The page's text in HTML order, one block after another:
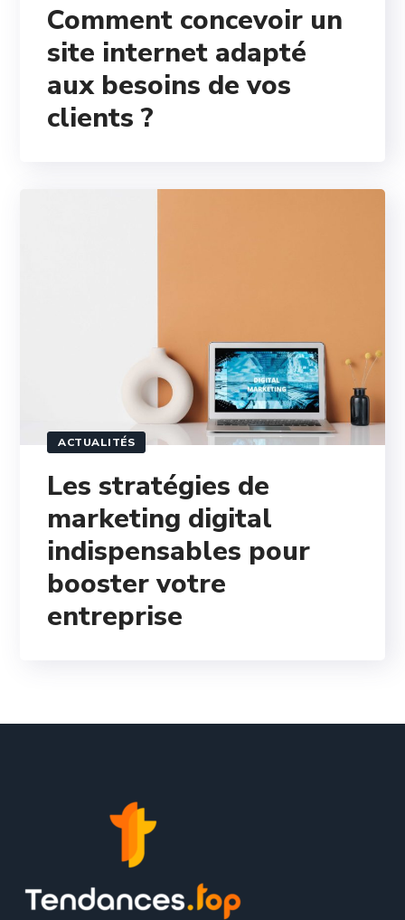
Comment concevoir un
site internet adapté
aux besoins de vos
clients ?
ACTUALITÉS
Les stratégies de
marketing digital
indispensables pour
booster votre
entreprise